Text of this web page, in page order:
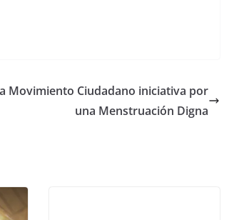
Movimiento Ciudadano iniciativa por
una Menstruación Digna